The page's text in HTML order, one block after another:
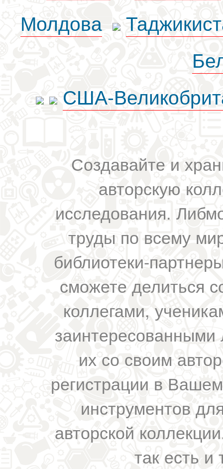
Молдова
США-
Создавайте и
авторскую
исследования.
труды по всему
библиотеки-
сможете делиться
коллегами,
их со своим
регистрации в
инструментов
авторской
так есть и